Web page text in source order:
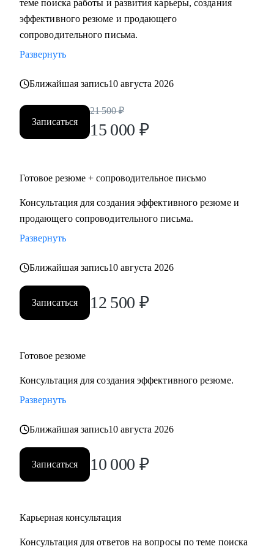
требований рынка.
• Подготовить резюме и сопроводительное письмо под
конкретную цель.
включая оценочные процедуры.
• Отработать самопрезентацию, сложные вопросы и
переговорную позицию.
коммерческим сектором: адаптировать позиционирование
Кому могу помочь
Руководителям и экспертам из отраслей и
• Промышленность и производство
• Нефтегаз и энергетика
• Строительство и девелопмент
• Товары повседневного спроса (FMCG) и дистрибуция
• Управление персоналом
• Юриспруденция и правовое сопровождение бизнеса
и принять собственное, выверенное решение.
теме поиска работы и развития карьеры, создания
эффективного резюме и продающего
сопроводительного письма.
Развернуть
Ближайшая запись10 августа 2026
Записаться
21 500 ₽
15 000 ₽
Готовое резюме + сопроводительное письмо
Консультация для создания эффективного резюме и
продающего сопроводительного письма.
Развернуть
Ближайшая запись10 августа 2026
Записаться 12 500 ₽
Готовое резюме
Консультация для создания эффективного резюме.
Развернуть
Ближайшая запись10 августа 2026
Записаться 10 000 ₽
Карьерная консультация
Консультация для ответов на вопросы по теме поиска